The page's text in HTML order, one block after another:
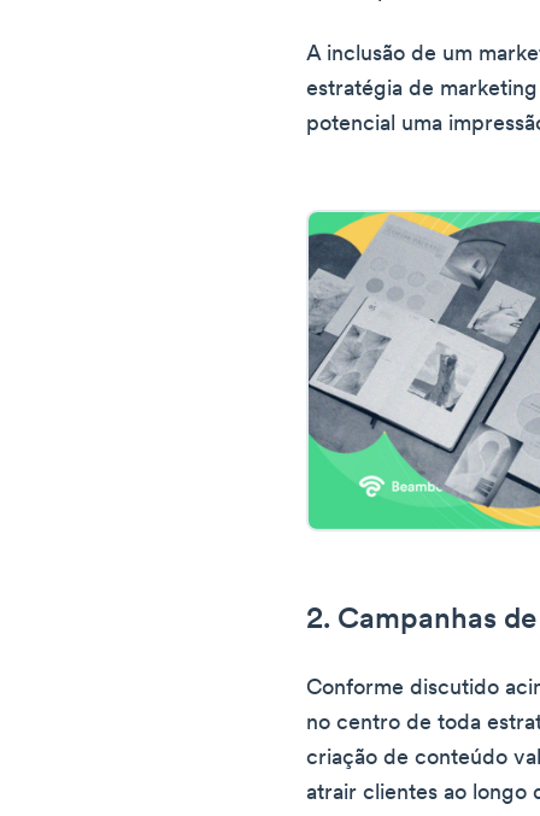
A inclusão de um
estratégia de
potencial uma
2. Campanhas
Conforme discutido
no centro de toda
criação de conteúdo
atrair clientes ao longo